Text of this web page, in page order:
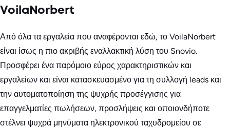
VoilaNorbert
Από όλα τα εργαλεία που αναφέρονται εδώ, το VoilaNorbert
είναι ίσως η πιο ακριβής εναλλακτική λύση του Snovio.
Προσφέρει ένα παρόμοιο εύρος χαρακτηριστικών και
εργαλείων και είναι κατασκευασμένο για τη συλλογή leads και
την αυτοματοποίηση της ψυχρής προσέγγισης για
επαγγελματίες πωλήσεων, προσλήψεις και οποιονδήποτε
στέλνει ψυχρά μηνύματα ηλεκτρονικού ταχυδρομείου σε